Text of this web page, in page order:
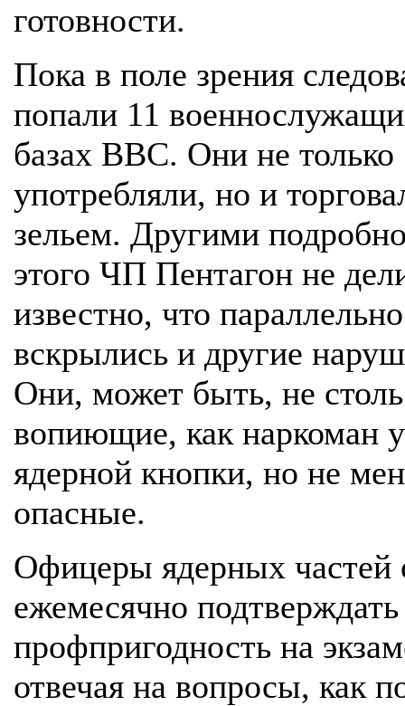
готовности.
Пока в поле зрения
попали 11
базах ВВС. Они не только
употребляли, но и
зельем. Другими
этого ЧП Пентагон не
известно, что параллельно
вскрылись и другие
Они, может быть, не столь
вопиющие, как наркоман у
ядерной кнопки, но не
опасные.
Офицеры ядерных частей
ежемесячно подтверждать
профпригодность на
отвечая на вопросы, как